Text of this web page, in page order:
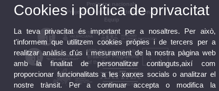
Projectes nacionals
Projectes europeus i internacionals
Equip
Cookies i política de privacitat
La teva privacitat és important per a nosaltres. Per això,
t'informem que utilitzem cookies pròpies i de tercers per a
realitzar anàlisis d'ús i mesurament de la nostra pàgina web
amb la finalitat de personalitzar continguts,així com
proporcionar funcionalitats a les xarxes socials o analitzar el
nostre trànsit. Per a continuar accepta o modifica la